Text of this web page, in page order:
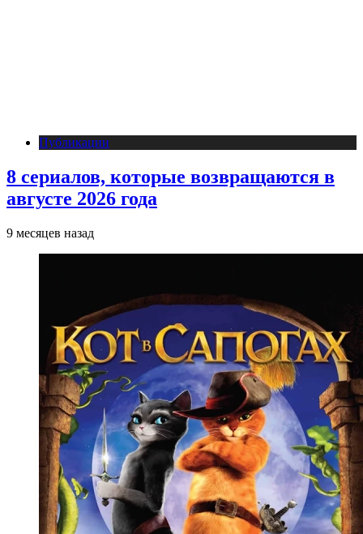
Публикации
8 сериалов, которые возвращаются в
августе 2026 года
9 месяцев назад